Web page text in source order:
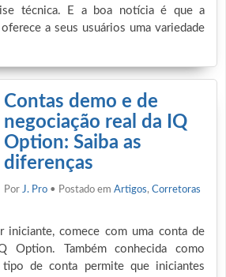
técnica. E a boa notícia é que a
a seus usuários uma variedade
Contas demo e de
negociação real da IQ
Option: Saiba as
diferenças
Por J. Pro • Postado em Artigos, Corretoras
iniciante, comece com uma conta de
Option. Também conhecida como
tipo de conta permite que iniciantes